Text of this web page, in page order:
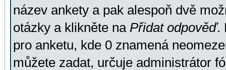
název ankety a pak alespoň dvě
otázky a klikněte na Přidat odpověď.
pro anketu, kde 0 znamená
můžete zadat, určuje administrátor